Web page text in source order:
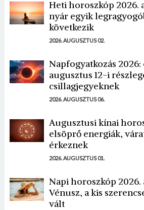
Heti horoszkóp 2026.
nyár egyik
következik
2026. AUGUSZTUS 02.
Napfogyatkozás 2026:
augusztus 12-i
csillagjegyeknek
2026. AUGUSZTUS 06.
Augusztusi kínai
elsöprő energiák,
érkeznek
2026. AUGUSZTUS 01.
Napi horoszkóp 2026.
Vénusz, a kis
vált